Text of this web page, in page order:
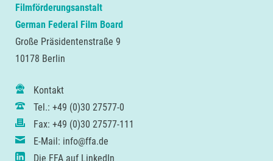
Filmförderungsanstalt
German Federal Film Board
Große Präsidentenstraße 9
10178 Berlin
Kontakt
Tel.: +49 (0)30 27577-0
Fax: +49 (0)30 27577-111
E-Mail: info@ffa.de
Die FFA auf LinkedIn